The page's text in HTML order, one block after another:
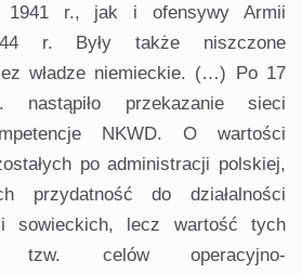
1941 r., jak i ofensywy Armii
r. Były także niszczone
władze niemieckie. (…) Po 17
przekazanie sieci
NKWD. O wartości
po administracji polskiej,
przydatność do działalności
sowieckich, lecz wartość tych
tzw. celów operacyjno-